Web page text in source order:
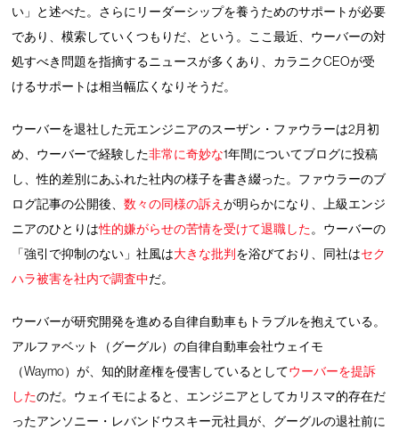
い」と述べた。さらにリーダーシップを養うためのサポートが必要
であり、模索していくつもりだ、という。ここ最近、ウーバーの対
処すべき問題を指摘するニュースが多くあり、カラニクCEOが受
けるサポートは相当幅広くなりそうだ。
ウーバーを退社した元エンジニアのスーザン・ファウラーは2月初
め、ウーバーで経験した非常に奇妙な1年間についてブログに投稿
し、性的差別にあふれた社内の様子を書き綴った。ファウラーのブ
ログ記事の公開後、数々の同様の訴えが明らかになり、上級エンジ
ニアのひとりは性的嫌がらせの苦情を受けて退職した。ウーバーの
「強引で抑制のない」社風は大きな批判 を浴びており、同社はセク
ハラ被害を社内で調査中だ。
ウーバーが研究開発を進める自律自動車もトラブルを抱えている。
アルファベット（グーグル）の自律自動車会社ウェイモ
（Waymo）が、知的財産権を侵害しているとしてウーバーを提訴
したのだ。ウェイモによると、エンジニアとしてカリスマ的存在だ
ったアンソニー・レバンドウスキー元社員が、グーグルの退社前に